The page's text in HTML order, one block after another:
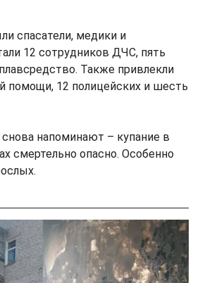
спасатели, медики и
12 сотрудников ДЧС, пять
Также привлекли
помощи, 12 полицейских и шесть
снова напоминают – купание в
смертельно опасно. Особенно